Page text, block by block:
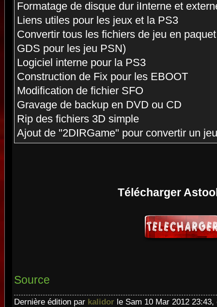
Formatage de disque dur iInterne et
Liens utiles pour les jeux et la PS3
Convertir tous les fichiers de jeu en
GDS pour les jeu PSN)
Logiciel interne pour la PS3
Construction de Fix pour les EBOOT
Modification de fichier SFO
Gravage de backup en DVD ou CD
Rip des fichiers 3D simple
Ajout de "2DIRGame" pour convertir un jeu
Télécharger
Source
Dernière édition par kalidor le Sam 10 Mar 2012